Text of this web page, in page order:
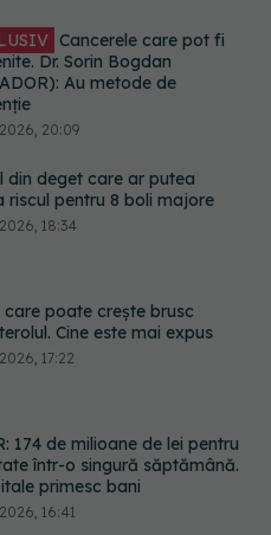
20:09
din deget care ar putea
riscul pentru 8 boli majore
18:34
care poate crește brusc
Cine este mai expus
174 de milioane de lei pentru
într-o singură săptămână.
culoarea ta preferată
vârsta pe care o ai. Care
cromatic" al generațiilor